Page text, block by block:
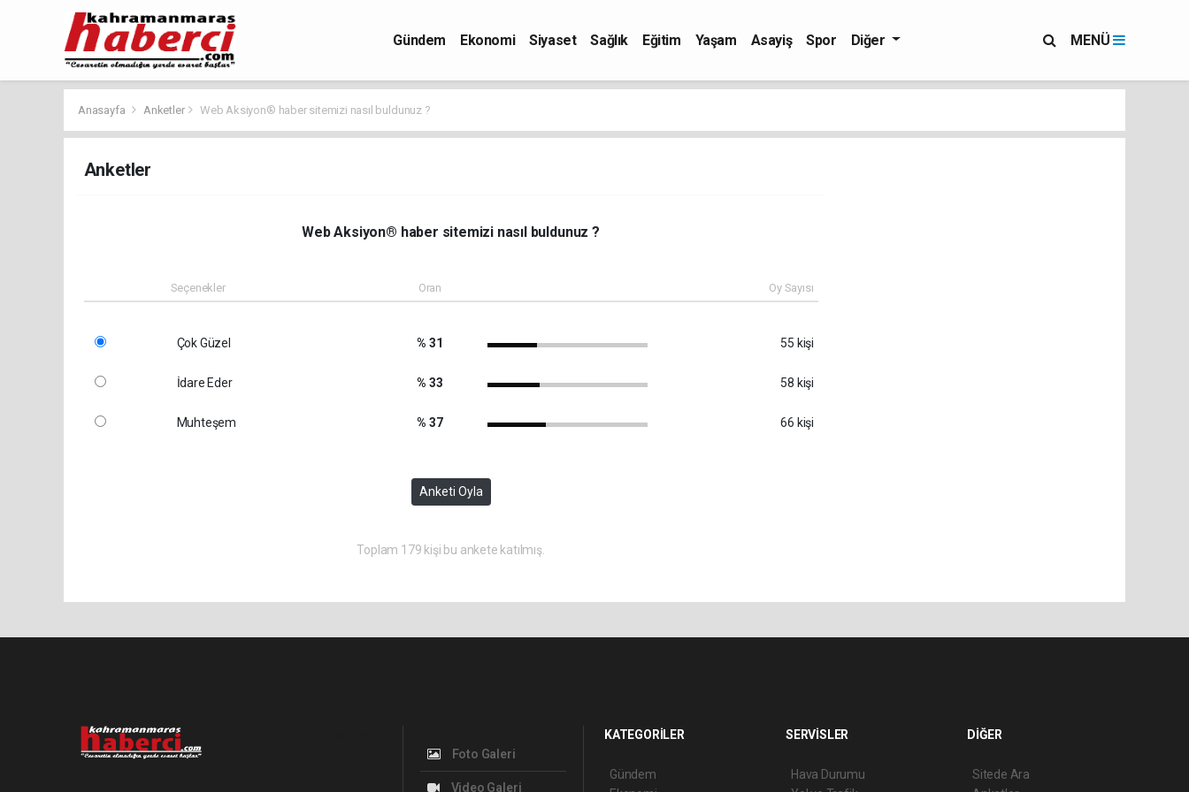
Gündem Ekonomi Siyaset Sağlık Eğitim Yaşam Asayiş Spor Diğer MENÜ
Anasayfa Anketler Web Aksiyon® haber sitemizi nasıl buldunuz ?
Anketler
Web Aksiyon® haber sitemizi nasıl buldunuz ?
Seçenekler Oran Oy Sayısı
Çok Güzel % 31 55 kişi
İdare Eder % 33 58 kişi
Muhteşem % 37 66 kişi
Anketi Oyla
Toplam 179 kişi bu ankete katılmış.
Foto Galeri
Video Galeri
KATEGORİLER
Gündem
SERVİSLER
Hava Durumu
DİĞER
Sitede Ara